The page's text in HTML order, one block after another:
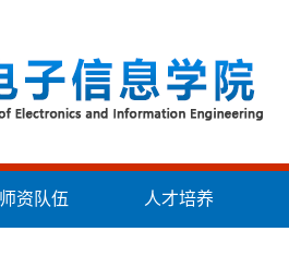
师资队伍 人才培养